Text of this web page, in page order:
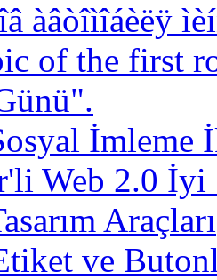
àâòîìîáèëÿ
of the first
İmleme
Web 2.0 İyi
Araçları
ve